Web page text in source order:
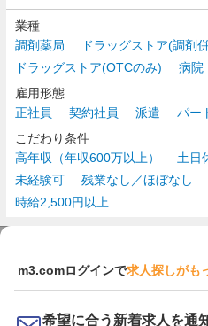
業種
調剤薬局
ドラッグストア(調剤
ドラッグストア(OTCのみ)
病院
雇用形態
正社員
契約社員 派遣
パー
こだわり条件
高年収（年収600万以上）
土日
未経験可
残業なし／ほぼなし
時給2,500円以上
m3.comログインで求人探しがも
希望に合う新着求人を通
最近チェックした求人一覧